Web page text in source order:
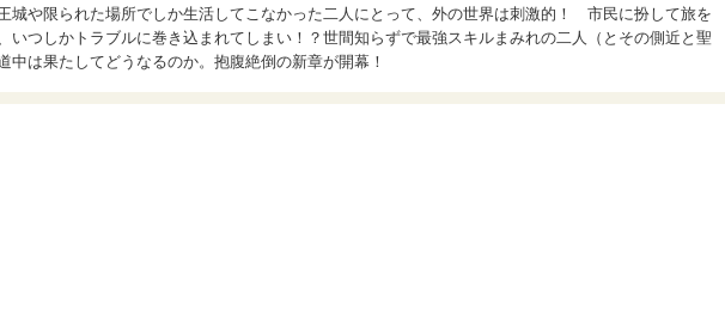
城や限られた場所でしか生活してこなかった二人にとって、外の世界は刺激的！ 市民に扮して旅を
いつしかトラブルに巻き込まれてしまい！？世間知らずで最強スキルまみれの二人（とその側近と聖
中は果たしてどうなるのか。抱腹絶倒の新章が開幕！